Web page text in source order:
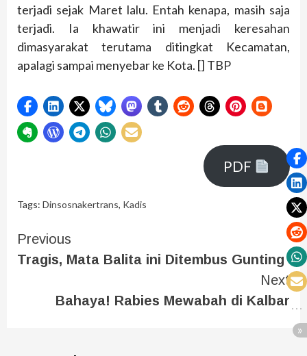
terjadi sejak Maret lalu. Entah kenapa, masih saja
terjadi. Ia khawatir ini menjadi keresahan
dimasyarakat terutama ditingkat Kecamatan,
apalagi sampai menyebar ke Kota. [] TBP
PDF
Tags: Dinsosnakertrans, Kadis
Previous
Tragis, Mata Balita ini Ditembus Gunting
Next
Bahaya! Rabies Mewabah di Kalbar